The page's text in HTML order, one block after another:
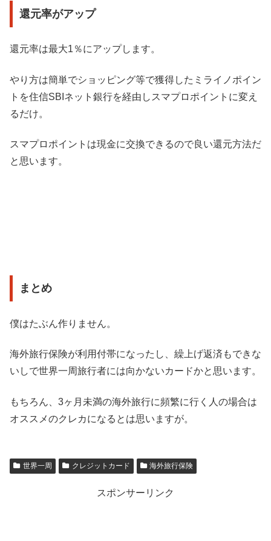
還元率がアップ
還元率は最大1％にアップします。
やり方は簡単でショッピング等で獲得したミライノポイン
トを住信SBIネット銀行を経由しスマプロポイントに変え
るだけ。
スマプロポイントは現金に交換できるので良い還元方法だ
と思います。
まとめ
僕はたぶん作りません。
海外旅行保険が利用付帯になったし、繰上げ返済もできな
いしで世界一周旅行者には向かないカードかと思います。
もちろん、3ヶ月未満の海外旅行に頻繁に行く人の場合は
オススメのクレカになるとは思いますが。
世界一周 クレジットカード 海外旅行保険
スポンサーリンク